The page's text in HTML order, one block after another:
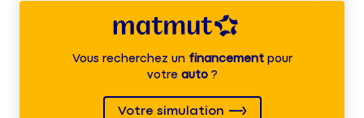
Vous recherchez unfinancementpour
votre auto?
Votre simulation